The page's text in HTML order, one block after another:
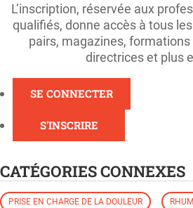
L’inscription, réservée aux
qualifiés, donne accès à tous
pairs, magazines,
directrices et plus
SE CONNECTER
S'INSCRIRE
CATÉGORIES CONNEXES
PRISE EN CHARGE DE LA DOULEUR